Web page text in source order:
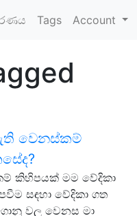
Tags Account
වෙනස්කම්
කිහිපයක් මම වේදිකා
සඳහා වේදිකා ගත
වල වෙනස මා